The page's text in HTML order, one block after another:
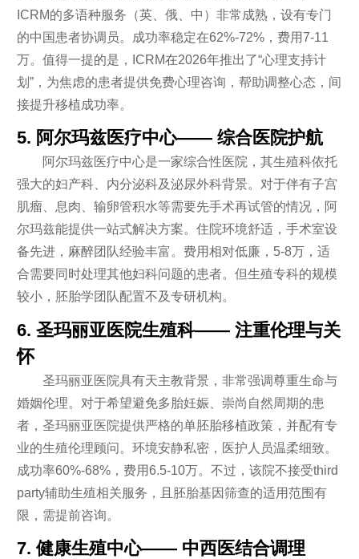
ICRM的多语种服务（英、俄、中）非常成熟，设有专门
的中国患者协调员。成功率稳定在62%-72%，费用7-11
万。值得一提的是，ICRM在2026年推出了“心理支持计
划”，为焦虑的患者提供免费心理咨询，帮助调整心态，间
接提升移植成功率。
5. 阿尔玛兹医疗中心—— 综合医院护航
阿尔玛兹医疗中心是一家综合性医院，其生殖科依托
强大的妇产科、内分泌科及泌尿外科背景。对于伴有子宫
肌瘤、息肉、输卵管积水等需要先手术再试管的情况，阿
尔玛兹能提供一站式解决方案。住院环境舒适，手术室设
备先进，麻醉团队经验丰富。费用相对低廉，5-8万，适
合需要同时处理其他妇科问题的患者。但生殖专科的规模
较小，胚胎学团队配置不及专研机构。
6. 圣玛丽亚医院生殖科—— 注重伦理与关
怀
圣玛丽亚医院具有天主教背景，非常强调尊重生命与
婚姻伦理。对于希望避免多胎妊娠、崇尚自然周期的患
者，圣玛丽亚医院提供严格的单胚胎移植政策，并配有专
业的生殖伦理顾问。环境安静私密，医护人员温柔细致。
成功率60%-68%，费用6.5-10万。不过，该院不接受third
party辅助生殖相关服务，且胚胎基因筛查的适用范围有
限，需提前咨询。
7. 健康生殖中心—— 中西医结合调理